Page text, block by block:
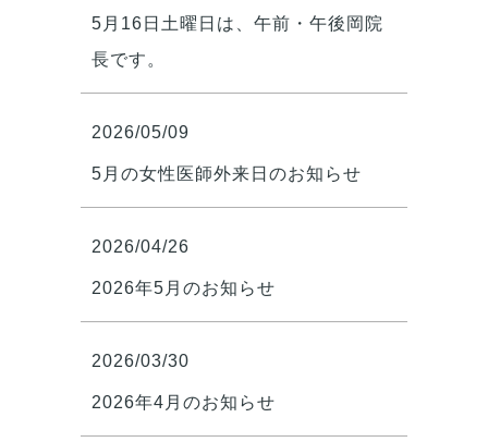
5月16日土曜日は、午前・午後岡院
長です。
2026/05/09
5月の女性医師外来日のお知らせ
2026/04/26
2026年5月のお知らせ
2026/03/30
2026年4月のお知らせ